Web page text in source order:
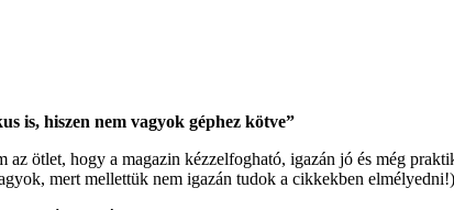
is, hiszen nem vagyok géphez kötve”
ötlet, hogy a magazin kézzelfogható, igazán jó és még
mert mellettük nem igazán tudok a cikkekben elmélyedni!)